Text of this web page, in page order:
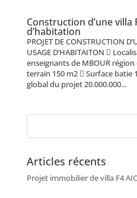
Construction d’une villa
d’habitation
PROJET DE CONSTRUCTION
USAGE D’HABITAITON 
enseignants de MBOUR
terrain 150 m2  Surface batie
global du projet 20.000.000...
Articles récents
Projet immobilier de villa F4